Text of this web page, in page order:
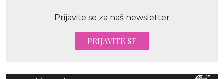
Prijavite se za naš newsletter
PRIJAVITE SE